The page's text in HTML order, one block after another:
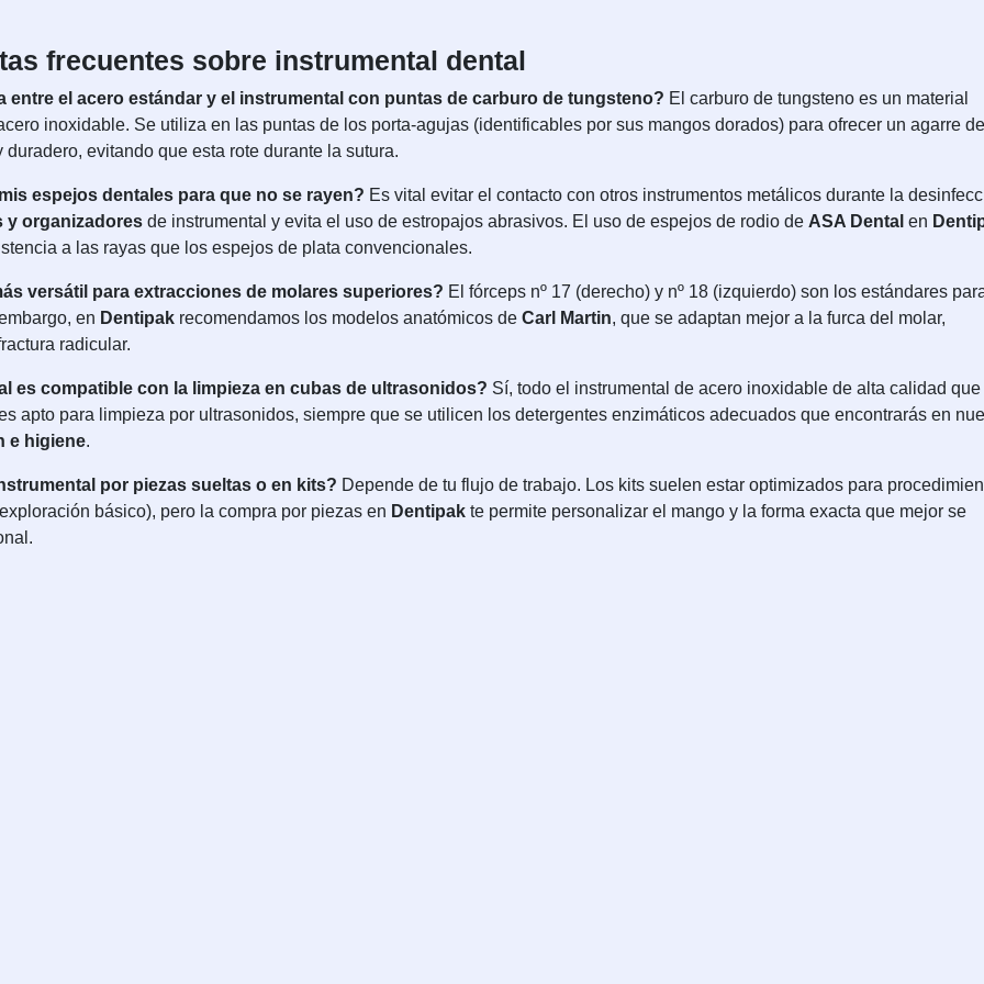
frecuentes sobre instrumental dental
entre el acero estándar y el instrumental con puntas de carburo de tungsteno? El carburo de tungsteno es un material
inoxidable. Se utiliza en las puntas de los porta-agujas (identificables por sus mangos dorados) para ofrecer un agarre
evitando que esta rote durante la sutura.
espejos dentales para que no se rayen? Es vital evitar el contacto con otros instrumentos metálicos durante la
y organizadores de instrumental y evita el uso de estropajos abrasivos. El uso de espejos de rodio de ASA Dental en
a las rayas que los espejos de plata convencionales.
versátil para extracciones de molares superiores? El fórceps nº 17 (derecho) y nº 18 (izquierdo) son los estándares
en Dentipak recomendamos los modelos anatómicos de Carl Martin, que se adaptan mejor a la furca del molar,
radicular.
es compatible con la limpieza en cubas de ultrasonidos? Sí, todo el instrumental de acero inoxidable de alta calidad que
apto para limpieza por ultrasonidos, siempre que se utilicen los detergentes enzimáticos adecuados que encontrarás en
e higiene.
por piezas sueltas o en kits? Depende de tu flujo de trabajo. Los kits suelen estar optimizados para
básico), pero la compra por piezas en Dentipak te permite personalizar el mango y la forma exacta que mejor se